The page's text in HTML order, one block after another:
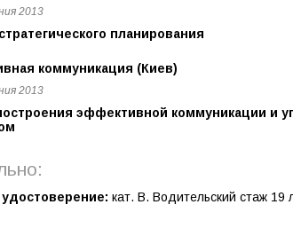
2013
планирования
коммуникация (Киев)
2013
эффективной коммуникации и
кат. В. Водительский стаж 19